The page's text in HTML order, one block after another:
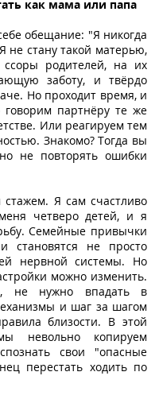
как мама или папа
обещание: "Я никогда
не стану такой матерью,
родителей, на их
заботу, и твёрдо
Но проходит время, и
партнёру те же
Или реагируем тем
Знакомо? Тогда вы
не повторять ошибки
стажем. Я сам счастливо
четверо детей, и я
Семейные привычки
становятся не просто
нервной системы. Но
можно изменить.
не нужно впадать в
и шаг за шагом
близости. В этой
невольно копируем
свои "опасные
перестать ходить по